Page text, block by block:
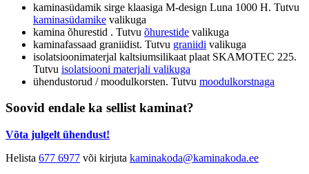
kaminasüdamik sirge klaasiga M-design Luna 1000 H. Tutvu
kaminasüdamike valikuga
kamina õhurestid . Tutvu õhurestide valikuga
kaminafassaad graniidist. Tutvu graniidi valikuga
isolatsioonimaterjal kaltsiumsilikaat plaat SKAMOTEC 225.
Tutvu isolatsiooni materjali valikuga
ühendustorud / moodulkorsten. Tutvu moodulkorstnaga
Soovid endale ka sellist kaminat?
Võta julgelt ühendust!
Helista 677 6977 või kirjuta kaminakoda@kaminakoda.ee